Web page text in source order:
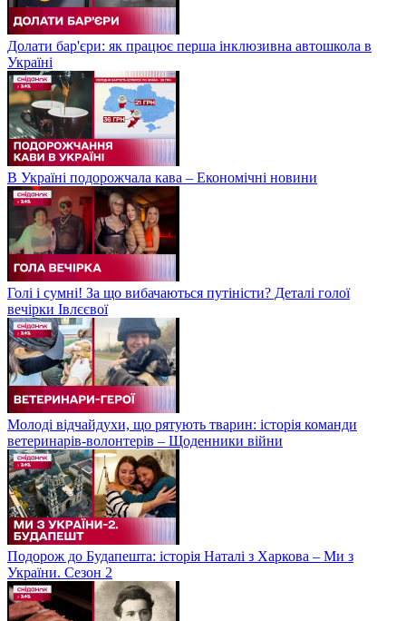
Долати бар'єри: як працює перша інклюзивна автошкола в
Україні
В Україні подорожчала кава – Економічні новини
Голі і сумні! За що вибачаються путіністи? Деталі голої
вечірки Івлєєвої
Молоді відчайдухи, що рятують тварин: історія команди
ветеринарів-волонтерів – Щоденники війни
Подорож до Будапешта: історія Наталі з Харкова – Ми з
України. Сезон 2